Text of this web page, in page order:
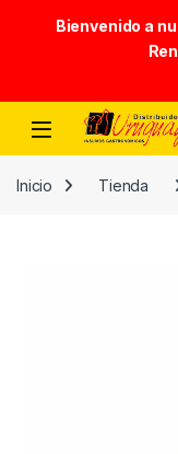
Bienvenido a
Skip to navigation
Skip to content
Inicio Tienda